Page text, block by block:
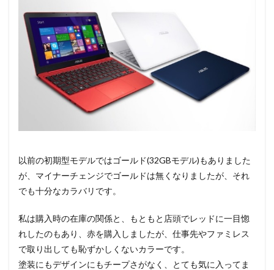
以前の初期型モデルではゴールド(32GBモデル)もありました
が、マイナーチェンジでゴールドは無くなりましたが、それ
でも十分なカラバリです。
私は購入時の在庫の関係と、もともと店頭でレッドに一目惚
れしたのもあり、赤を購入しましたが、仕事先やファミレス
で取り出しても恥ずかしくないカラーです。
塗装にもデザインにもチープさがなく、とても気に入ってま